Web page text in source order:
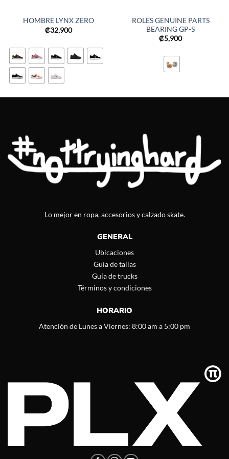
HOMBRE LYNX ZERO
₡32,900
ROLES GENUINE PARTS
BEARING GP-S
₡5,900
Lo mejor en ropa, accesorios y calzado skate.
GENERAL
Ubicaciones
Guía de tallas
Guía de trucks
Términos y condiciones
HORARIO
Atención de Lunes a Viernes: 8:00 am a 5:00 pm